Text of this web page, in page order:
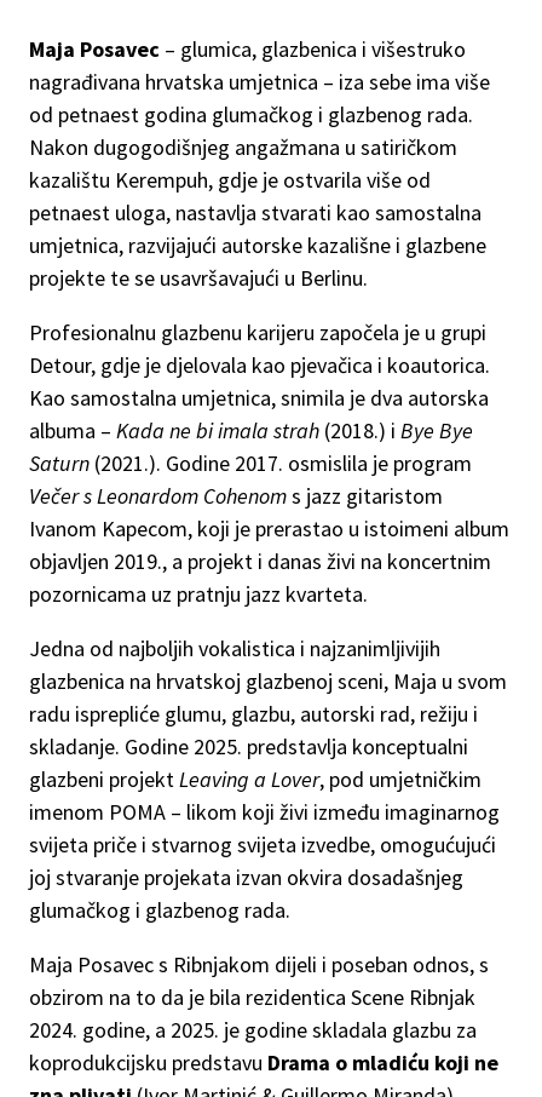
Maja Posavec – glumica, glazbenica i višestruko
nagrađivana hrvatska umjetnica – iza sebe ima više
od petnaest godina glumačkog i glazbenog rada.
Nakon dugogodišnjeg angažmana u satiričkom
kazalištu Kerempuh, gdje je ostvarila više od
petnaest uloga, nastavlja stvarati kao samostalna
umjetnica, razvijajući autorske kazališne i glazbene
projekte te se usavršavajući u Berlinu.
Profesionalnu glazbenu karijeru započela je u grupi
Detour, gdje je djelovala kao pjevačica i koautorica.
Kao samostalna umjetnica, snimila je dva autorska
albuma – Kada ne bi imala strah (2018.) i Bye Bye
Saturn (2021.). Godine 2017. osmislila je program
Večer s Leonardom Cohenoms jazz gitaristom
Ivanom Kapecom, koji je prerastao u istoimeni album
objavljen 2019., a projekt i danas živi na koncertnim
pozornicama uz pratnju jazz kvarteta.
Jedna od najboljih vokalistica i najzanimljivijih
glazbenica na hrvatskoj glazbenoj sceni, Maja u svom
radu isprepliće glumu, glazbu, autorski rad, režiju i
skladanje. Godine 2025. predstavlja konceptualni
glazbeni projektLeaving a Lover, pod umjetničkim
imenom POMA – likom koji živi između imaginarnog
svijeta priče i stvarnog svijeta izvedbe, omogućujući
joj stvaranje projekata izvan okvira dosadašnjeg
glumačkog i glazbenog rada.
Maja Posavec s Ribnjakom dijeli i poseban odnos, s
obzirom na to da je bila rezidentica Scene Ribnjak
2024. godine, a 2025. je godine skladala glazbu za
koprodukcijsku predstavu Drama o mladiću koji ne